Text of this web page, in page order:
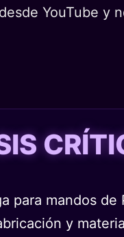
YouTube y
para mandos
y